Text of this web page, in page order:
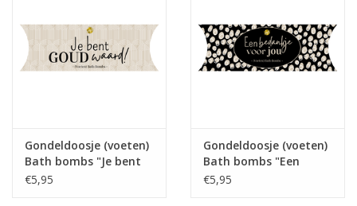
Gondeldoosje (voeten)
Bath bombs "Je bent
GOUD waard!" - The
€5,95
Gondeldoosje (voeten)
Bath bombs "Een
bedankje voor jou" -
€5,95